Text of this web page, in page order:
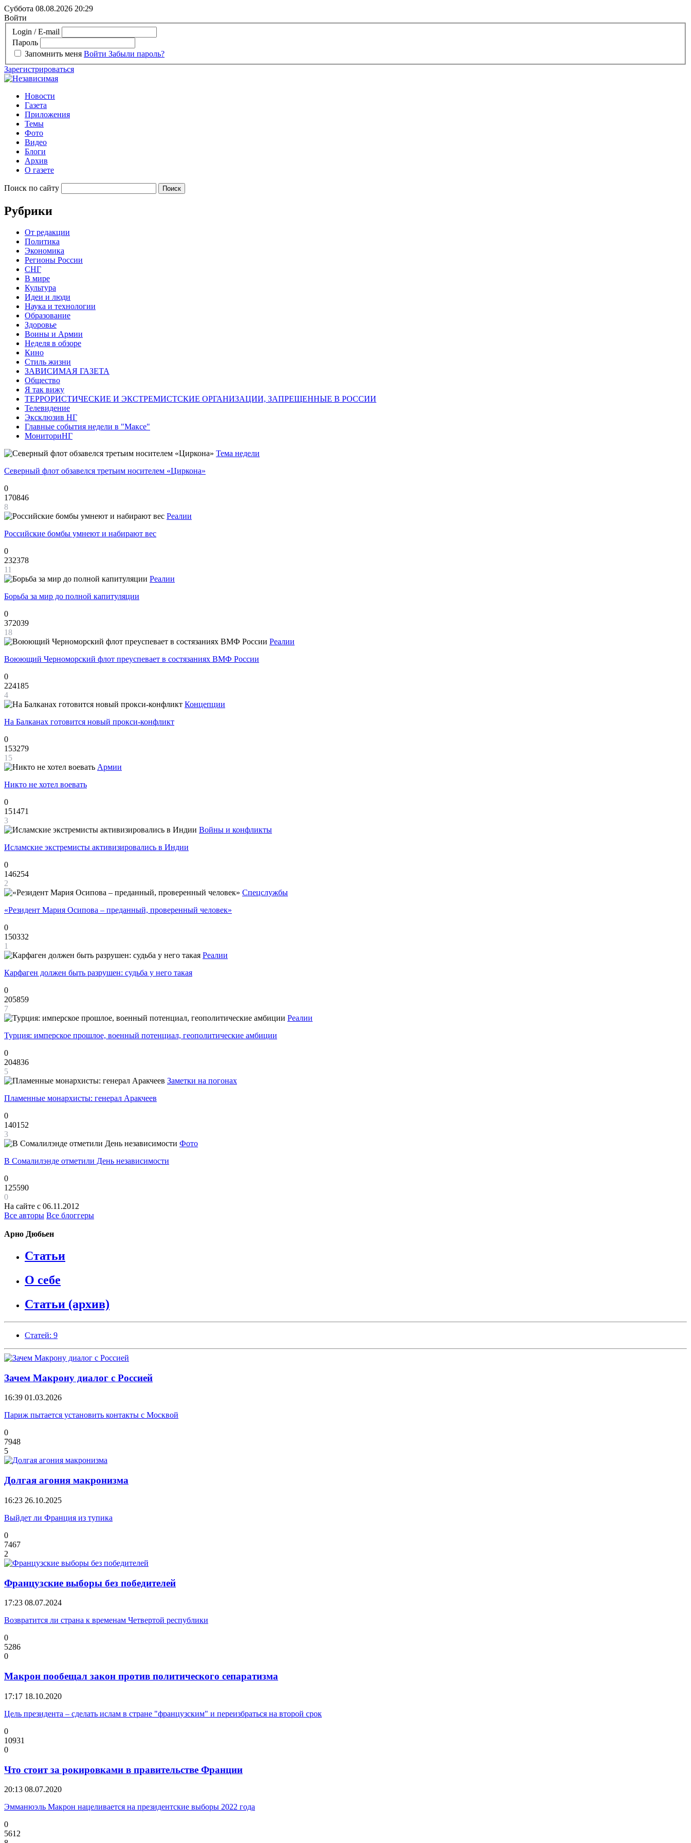
Суббота 08.08.2026 20:29
Войти
Login / E-mail
Пароль
Запомнить меня Войти Забыли пароль?
Зарегистрироваться
Новости
Газета
Приложения
Темы
Фото
Видео
Блоги
Архив
О газете
Поиск по сайту
Рубрики
От редакции
Политика
Экономика
Регионы России
СНГ
В мире
Культура
Идеи и люди
Наука и технологии
Образование
Здоровье
Воины и Армии
Неделя в обзоре
Кино
Стиль жизни
ЗАВИСИМАЯ ГАЗЕТА
Общество
Я так вижу
ТЕРРОРИСТИЧЕСКИЕ И ЭКСТРЕМИСТСКИЕ ОРГАНИЗАЦИИ, ЗАПРЕЩЕННЫЕ В РОССИИ
Телевидение
Эксклюзив НГ
Главные события недели в "Максе"
МониториНГ
Тема недели
Северный флот обзавелся третьим носителем «Циркона»
0
170846
8
Реалии
Российские бомбы умнеют и набирают вес
0
232378
11
Реалии
Борьба за мир до полной капитуляции
0
372039
18
Реалии
Воюющий Черноморский флот преуспевает в состязаниях ВМФ России
0
224185
4
Концепции
На Балканах готовится новый прокси-конфликт
0
153279
15
Армии
Никто не хотел воевать
0
151471
3
Войны и конфликты
Исламские экстремисты активизировались в Индии
0
146254
2
Спецслужбы
«Резидент Мария Осипова – преданный, проверенный человек»
0
150332
1
Реалии
Карфаген должен быть разрушен: судьба у него такая
0
205859
7
Реалии
Турция: имперское прошлое, военный потенциал, геополитические амбиции
0
204836
5
Заметки на погонах
Пламенные монархисты: генерал Аракчеев
0
140152
3
Фото
В Сомалилэнде отметили День независимости
0
125590
0
На сайте с 06.11.2012
Все авторы Все блоггеры
Арно Дюбьен
Статьи
О себе
Статьи (архив)
Статей: 9
Зачем Макрону диалог с Россией
16:39 01.03.2026
Париж пытается установить контакты с Москвой
0
7948
5
Долгая агония макронизма
16:23 26.10.2025
Выйдет ли Франция из тупика
0
7467
2
Французские выборы без победителей
17:23 08.07.2024
Возвратится ли страна к временам Четвертой республики
0
5286
0
Макрон пообещал закон против политического сепаратизма
17:17 18.10.2020
Цель президента – сделать ислам в стране "французским" и переизбраться на второй срок
0
10931
0
Что стоит за рокировками в правительстве Франции
20:13 08.07.2020
Эмманюэль Макрон нацеливается на президентские выборы 2022 года
0
5612